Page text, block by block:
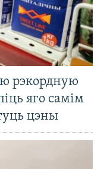
рэкордную
яго самім
цэны